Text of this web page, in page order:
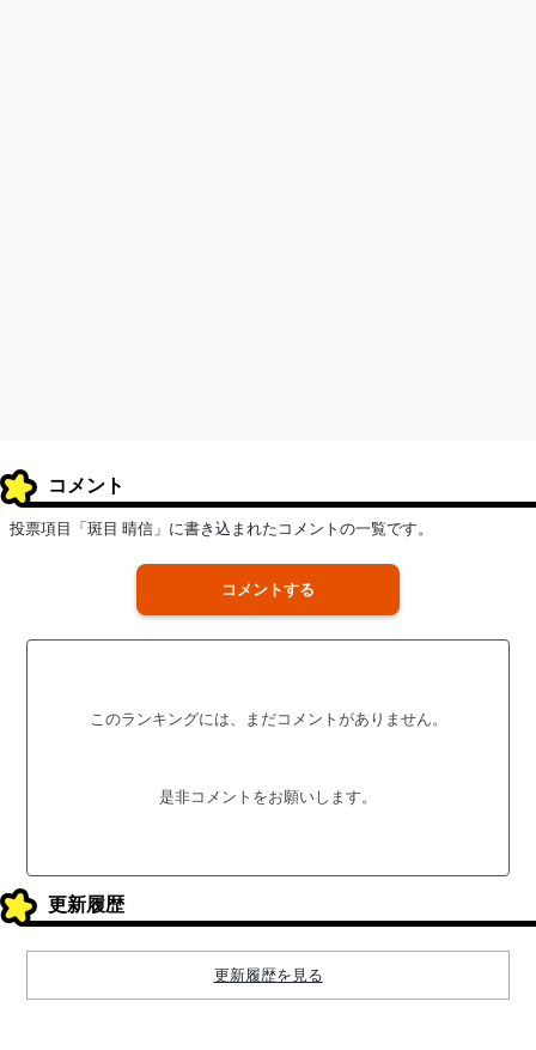
コメント
投票項目「斑目 晴信」に書き込まれたコメントの一覧です。
コメントする
このランキングには、まだコメントがありません。
是非コメントをお願いします。
更新履歴
更新履歴を見る